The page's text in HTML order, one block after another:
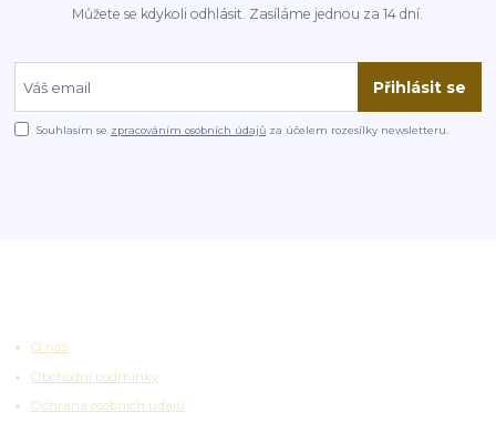
Můžete se kdykoli odhlásit. Zasíláme jednou za 14 dní.
Přihlásit se
Souhlasím se zpracováním osobních údajů za účelem rozesílky newsletteru.
O nás
Obchodní podmínky
Ochrana osobních údajů